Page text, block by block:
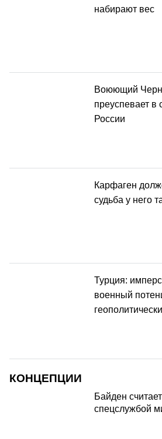
набирают вес
Воюющий
преуспевает
России
Карфаген
судьба у него
Турция:
военный
КОНЦЕПЦИИ
Байден
спецслужбой